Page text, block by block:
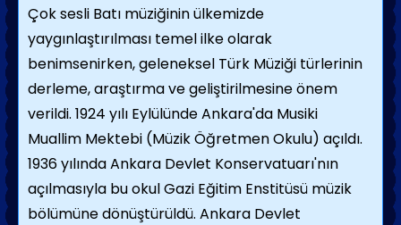
Çok sesli Batı müziğinin ülkemizde
yaygınlaştırılması temel ilke olarak
benimsenirken, geleneksel Türk Müziği türlerinin
derleme, araştırma ve geliştirilmesine önem
verildi. 1924 yılı Eylülünde Ankara'da Musiki
Muallim Mektebi (Müzik Öğretmen Okulu) açıldı.
1936 yılında Ankara Devlet Konservatuarı'nın
açılmasıyla bu okul Gazi Eğitim Enstitüsü müzik
bölümüne dönüştürüldü. Ankara Devlet